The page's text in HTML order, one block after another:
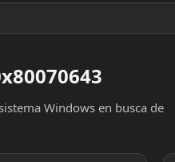
Windows en busca de